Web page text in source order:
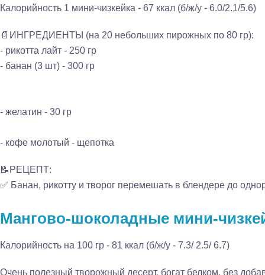
Калорийность 1 мини-чизкейка - 67 ккал (б/ж/у - 6.0/2.1/5.6)
📄ИНГРЕДИЕНТЫ (на 20 небольших пирожных по 80 гр):
- рикотта лайт - 250 гр
- банан (3 шт) - 300 гр
- желатин - 30 гр
- кофе молотый - щепотка
📝РЕЦЕПТ:
✅ Банан, рикотту и творог перемешать в блендере до
Мангово-шоколадные мини-
Калорийность на 100 гр - 81 ккал (б/ж/у - 7.3/ 2.5/ 6.7)
Очень полезный творожный десерт, богат белком, без